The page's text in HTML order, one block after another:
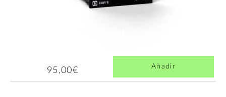
95,00€ Añadir